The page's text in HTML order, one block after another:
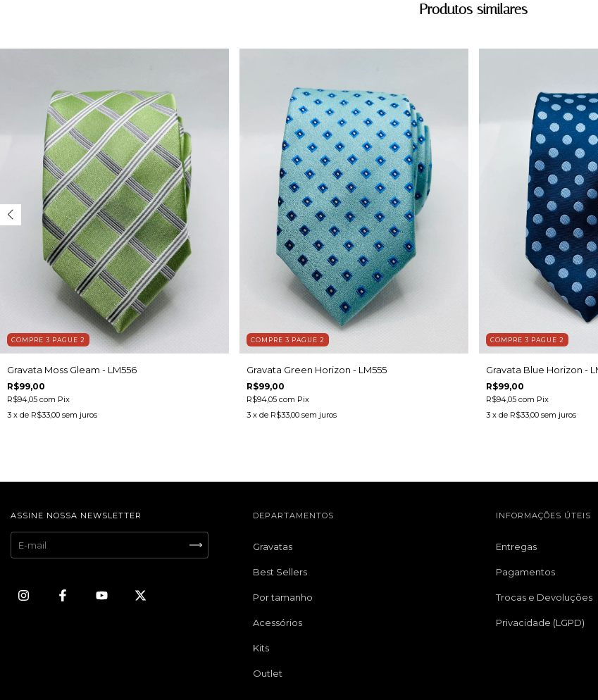
Produtos similares
COMPRE 3 PAGUE 2
Gravata Moss Gleam - LM556
R$99,00
R$94,05 com Pix
3 x de R$33,00 sem juros
COMPRE 3 PAGUE 2
Gravata Green Horizon - LM555
R$99,00
R$94,05 com Pix
3 x de R$33,00 sem juros
COMPRE 3 PAGUE 2
Gravata Blue Horizon -
R$99,00
R$94,05 com Pix
3 x de R$33,00 sem juros
ASSINE NOSSA NEWSLETTER DEPARTAMENTOS
Gravatas
Best Sellers
Por tamanho
Acessórios
Kits
Outlet
INFORMAÇÕES ÚTEIS
Entregas
Pagamentos
Trocas e Devoluções
Privacidade (LGPD)